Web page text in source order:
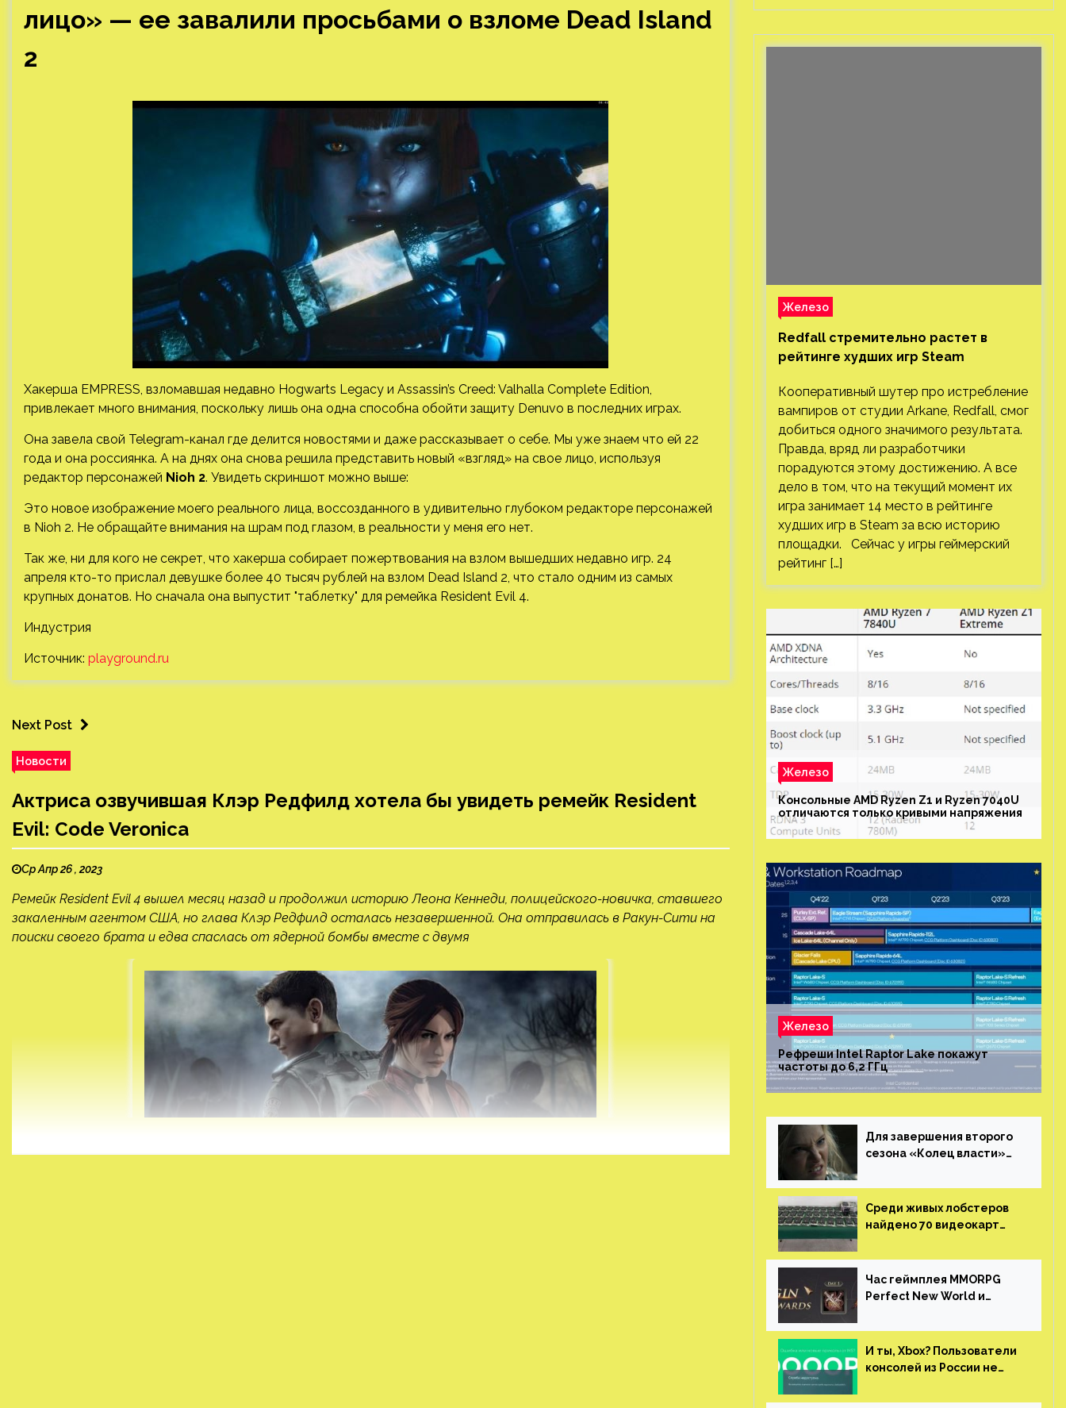
лицо» — ее завалили просьбами о взломе Dead Island
2
Хакерша EMPRESS, взломавшая недавно Hogwarts Legacy и Assassin’s Creed: Valhalla Complete Edition,
привлекает много внимания, поскольку лишь она одна способна обойти защиту Denuvo в последних играх.
Она завела свой Telegram-канал где делится новостями и даже рассказывает о себе. Мы уже знаем что ей 22
года и она россиянка. А на днях она снова решила представить новый «взгляд» на свое лицо, используя
редактор персонажей Nioh 2. Увидеть скриншот можно выше:
Это новое изображение моего реального лица, воссозданного в удивительно глубоком редакторе персонажей
в Nioh 2. Не обращайте внимания на шрам под глазом, в реальности у меня его нет.
Так же, ни для кого не секрет, что хакерша собирает пожертвования на взлом вышедших недавно игр. 24
апреля кто-то прислал девушке более 40 тысяч рублей на взлом Dead Island 2, что стало одним из самых
крупных донатов. Но сначала она выпустит "таблетку" для ремейка Resident Evil 4.
Индустрия
Источник: playground.ru
Next Post
Новости
Актриса озвучившая Клэр Редфилд хотела бы увидеть ремейк Resident
Evil: Code Veronica
Ср Апр 26 , 2023
Ремейк Resident Evil 4 вышел месяц назад и продолжил историю Леона Кеннеди, полицейского-новичка, ставшего
закаленным агентом США, но глава Клэр Редфилд осталась незавершенной. Она отправилась в Ракун-Сити на
поиски своего брата и едва спаслась от ядерной бомбы вместе с двумя
Железо
Redfall стремительно растет в
рейтинге худших игр Steam
Кооперативный шутер про истребление
вампиров от студии Arkane, Redfall, смог
добиться одного значимого результата.
Правда, вряд ли разработчики
порадуются этому достижению. А все
дело в том, что на текущий момент их
игра занимает 14 место в рейтинге
худших игр в Steam за всю историю
площадки. Сейчас у игры геймерский
рейтинг […]
Железо
Консольные AMD Ryzen Z1 и Ryzen 7040U
отличаются только кривыми напряжения
Железо
Рефреши Intel Raptor Lake покажут
частоты до 6,2 ГГц
Для завершения второго
сезона «Колец власти»
Среди живых лобстеров
найдено 70 видеокарт
китайской таможни
Час геймплея MMORPG
Perfect New World и
И ты, Xbox? Пользователи
консолей из России не
учетные записи